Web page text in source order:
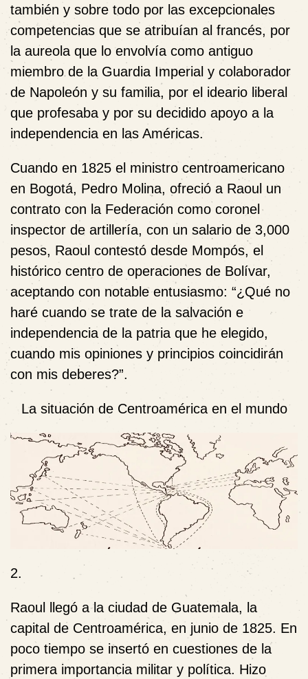
también y sobre todo por las excepcionales
competencias que se atribuían al francés, por
la aureola que lo envolvía como antiguo
miembro de la Guardia Imperial y colaborador
de Napoleón y su familia, por el ideario liberal
que profesaba y por su decidido apoyo a la
independencia en las Américas.
Cuando en 1825 el ministro centroamericano
en Bogotá, Pedro Molina, ofreció a Raoul un
contrato con la Federación como coronel
inspector de artillería, con un salario de 3,000
pesos, Raoul contestó desde Mompós, el
histórico centro de operaciones de Bolívar,
aceptando con notable entusiasmo: “¿Qué no
haré cuando se trate de la salvación e
independencia de la patria que he elegido,
cuando mis opiniones y principios coincidirán
con mis deberes?”.
La situación de Centroamérica en el mundo
2.
Raoul llegó a la ciudad de Guatemala, la
capital de Centroamérica, en junio de 1825. En
poco tiempo se insertó en cuestiones de la
primera importancia militar y política. Hizo